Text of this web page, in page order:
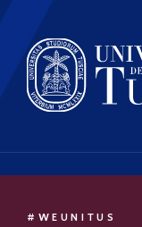
#WEUNITUS